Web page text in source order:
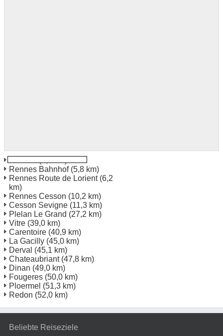
Rennes Bahnhof(5,8 km)
Rennes Route de Lorient(6,2
km)
Rennes Cesson (10,2 km)
Cesson Sevigne (11,3 km)
Plelan Le Grand (27,2 km)
Vitre (39,0 km)
Carentoire (40,9 km)
La Gacilly (45,0 km)
Derval (45,1 km)
Chateaubriant(47,8 km)
Dinan (49,0 km)
Fougeres (50,0 km)
Ploermel (51,3 km)
Redon (52,0 km)
Beliebte Reiseziele